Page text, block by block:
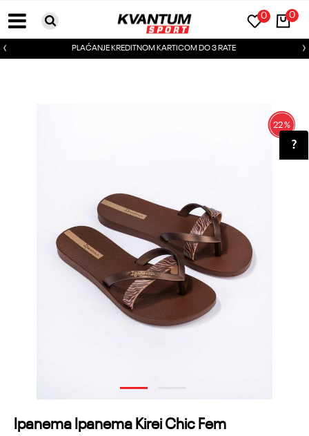
0
0
PLAĆANJE KREDITNOM KARTICOM DO 3 RATE
1
22%
Ipanema Ipanema Kirei Chic Fem